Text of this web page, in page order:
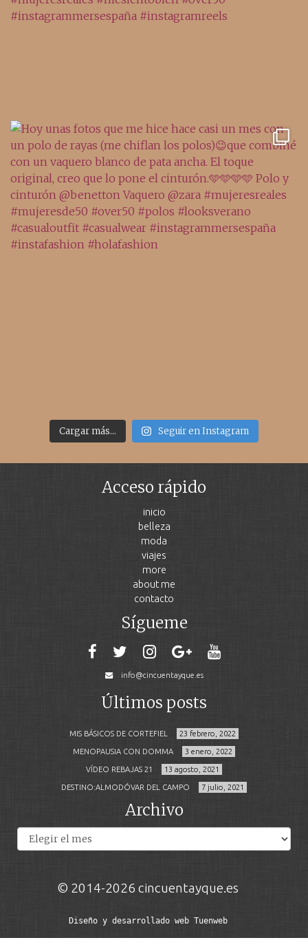
Cargar más... Seguir en Instagram
Acceso rápido
inicio
belleza
moda
viajes
more
about me
contacto
Sígueme
info@cincuentayque.es
Últimos posts
MIS BÁSICOS DE CORTEFIEL 23 febrero, 2022
MENOPAUSIA CON DOMMA 3 enero, 2022
VÍDEO REBAJAS 21 13 agosto, 2021
DESTINO:ALMODÓVAR DEL CAMPO 7 julio, 2021
Archivo
© 2014-2026 cincuentayque.es
Diseño y desarrollado web Tuenweb